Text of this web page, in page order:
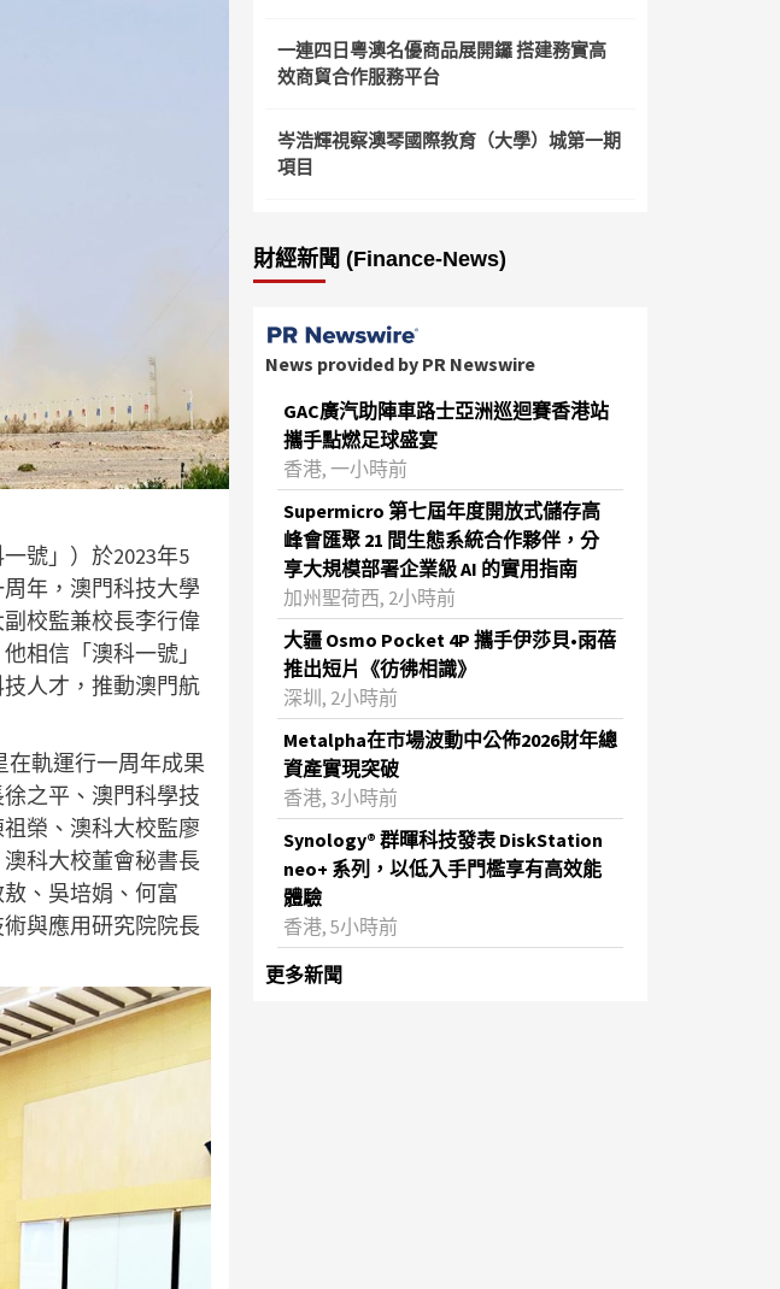
號」）於2023年5
年，澳門科技大學
校監兼校長李行偉
相信「澳科一號」
人才，推動澳門航
在軌運行一周年成果
之平、澳門科學技
榮、澳科大校監廖
科大校董會秘書長
、吳培娟、何富
與應用研究院院長
一連四日粵澳名優商品展開鑼 搭建務實高
效商貿合作服務平台
岑浩輝視察澳琴國際教育（大學）城第一期
項目
財經新聞 (Finance-News)
News provided by PR Newswire
GAC廣汽助陣車路士亞洲巡迴賽香港站
攜手點燃足球盛宴
香港, 一小時前
Supermicro 第七屆年度開放式儲存高
峰會匯聚 21 間生態系統合作夥伴，分
享大規模部署企業級 AI 的實用指南
加州聖荷西, 2小時前
大疆 Osmo Pocket 4P 攜手伊莎貝•雨蓓
推出短片《彷彿相識》
深圳, 2小時前
Metalpha在市場波動中公佈2026財年總
資產實現突破
‌香港, 3小時前
Synology® 群暉科技發表 DiskStation
neo+ 系列，以低入手門檻享有高效能
體驗
香港, 5小時前
更多新聞